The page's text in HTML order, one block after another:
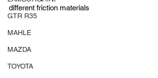
GTR R35
MAHLE
MAZDA
TOYOTA
different friction materials